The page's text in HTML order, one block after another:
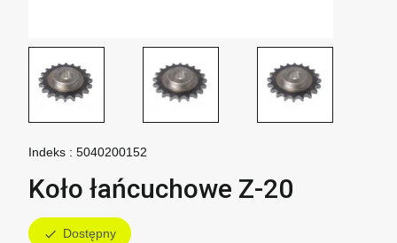
Indeks : 5040200152
Koło łańcuchowe Z-20
check Dostępny